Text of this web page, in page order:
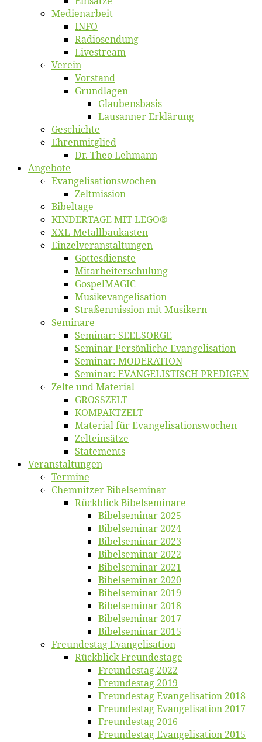
Me­di­en­ar­beit
INFO
Ra­dio­sen­dung
Live­stream
Ver­ein
Vor­stand
Grund­la­gen
Glaubens­ba­sis
Lausan­ner Erklärung
Ge­schich­te
Eh­ren­mit­glied
Dr. Theo Lehmann
An­ge­bo­te
Evangelisa­tions­wo­chen
Zelt­mis­si­on
Bi­bel­ta­ge
KINDERTAGE MIT LEGO®
XXL-Me­­tal­l­­bau­­kas­­ten
Einzelver­an­stal­tungen
Got­tes­diens­te
Mitarbeiter­schulung
Gos­pel­MA­GIC
Musikevan­ge­li­sa­tion
Straßenmis­sion mit Musikern
Se­mi­na­re
Se­mi­nar: SEELSORGE
Se­mi­nar Per­sön­li­che Evangelisation
Se­mi­nar: MODERATION
Se­mi­nar: EVANGELISTISCH PREDIGEN
Zel­te und Material
GROSSZELT
KOMPAKTZELT
Ma­te­ri­al für Evangelisationswochen
Zelt­ein­sät­ze
State­ments
Ver­an­stal­tun­gen
Ter­mi­ne
Chemnit­zer Bibelseminar
Rück­blick Bibelseminare
Bi­bel­se­mi­nar 2025
Bi­bel­se­mi­nar 2024
Bi­bel­se­mi­nar 2023
Bi­bel­se­mi­nar 2022
Bi­bel­se­mi­nar 2021
Bi­bel­se­mi­nar 2020
Bi­bel­se­mi­nar 2019
Bi­bel­se­mi­nar 2018
Bibelsemi­nar 2017
Bibelsemi­nar 2015
Freun­des­tag Evangelisation
Rück­blick Freundestage
Freun­des­tag 2022
Freun­des­tag 2019
Freun­des­tag Evan­ge­li­sa­ti­on 2018
Freun­des­tag Evan­ge­li­sa­ti­on 2017
Freun­des­tag 2016
Freun­des­tag Evan­ge­li­sa­ti­on 2015